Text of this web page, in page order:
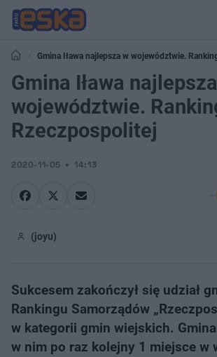
Gmina Iława najlepsza w województwie.
Gmina Iława
województwie.
Rzeczpospolitej
2020-11-05 14:13
(joyu)
Sukcesem zakończył się udział
Rankingu Samorządów
w kategorii gmin wiejskich. Gmina
w nim po raz kolejny 1 miejsce w